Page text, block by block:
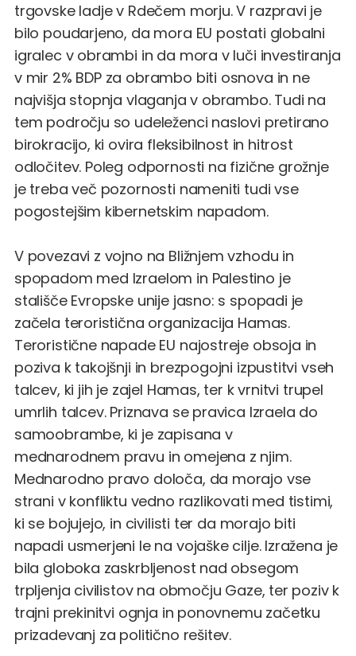
trgovske ladje v Rdečem morju. V razpravi je
bilo poudarjeno, da mora EU postati globalni
igralec v obrambi in da mora v luči investiranja
v mir 2% BDP za obrambo biti osnova in ne
najvišja stopnja vlaganja v obrambo. Tudi na
tem področju so udeleženci naslovi pretirano
birokracijo, ki ovira fleksibilnost in hitrost
odločitev. Poleg odpornosti na fizične grožnje
je treba več pozornosti nameniti tudi vse
pogostejšim kibernetskim napadom.
V povezavi z vojno na Bližnjem vzhodu in
spopadom med Izraelom in Palestino je
stališče Evropske unije jasno: s spopadi je
začela teroristična organizacija Hamas.
Teroristične napade EU najostreje obsoja in
poziva k takojšnji in brezpogojni izpustitvi vseh
talcev, ki jih je zajel Hamas, ter k vrnitvi trupel
umrlih talcev. Priznava se pravica Izraela do
samoobrambe, ki je zapisana v
mednarodnem pravu in omejena z njim.
Mednarodno pravo določa, da morajo vse
strani v konfliktu vedno razlikovati med tistimi,
ki se bojujejo, in civilisti ter da morajo biti
napadi usmerjeni le na vojaške cilje. Izražena je
bila globoka zaskrbljenost nad obsegom
trpljenja civilistov na območju Gaze, ter poziv k
trajni prekinitvi ognja in ponovnemu začetku
prizadevanj za politično rešitev.